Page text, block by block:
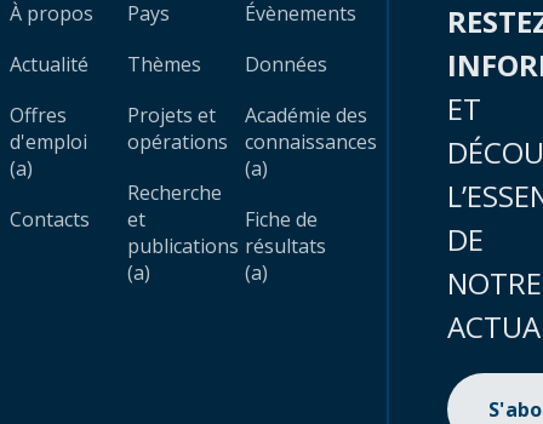
À propos
Actualité
Offres
d'emploi
(a)
Contacts
Pays
Thèmes
Projets et
opérations
Recherche
et
publications
(a)
Évènements
Données
Académie des
connaissances
(a)
Fiche de
résultats
(a)
ET
DE
NOTRE